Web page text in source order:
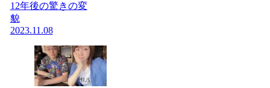
12年後の驚きの変
貌
2023.11.08